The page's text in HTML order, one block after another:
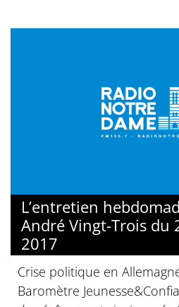
L’entretien
André Vingt-Trois du
2017
Crise politique en
Baromètre